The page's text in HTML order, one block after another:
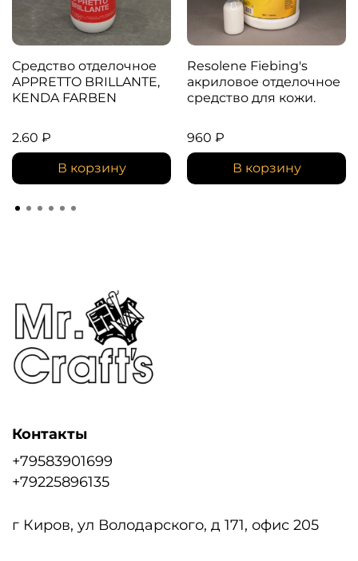
Средство отделочное
APPRETTO BRILLANTE,
KENDA FARBEN
2.60 ₽
В корзину
Resolene Fiebing's
акриловое отделочное
средство для кожи.
960 ₽
В корзину
Контакты
+79583901699
+79225896135
г Киров, ул Володарского, д 171, офис 205